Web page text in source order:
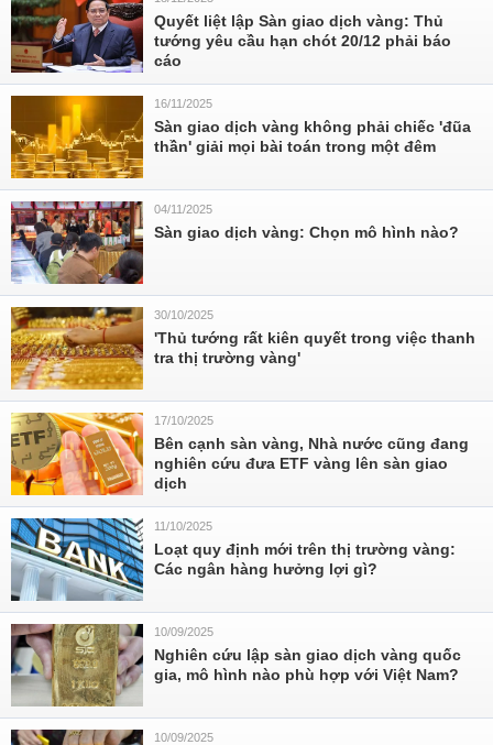
Quyết liệt lập Sàn giao dịch vàng: Thủ
tướng yêu cầu hạn chót 20/12 phải báo
cáo
16/11/2025
Sàn giao dịch vàng không phải chiếc 'đũa
thần' giải mọi bài toán trong một đêm
04/11/2025
Sàn giao dịch vàng: Chọn mô hình nào?
30/10/2025
'Thủ tướng rất kiên quyết trong việc thanh
tra thị trường vàng'
17/10/2025
Bên cạnh sàn vàng, Nhà nước cũng đang
nghiên cứu đưa ETF vàng lên sàn giao
dịch
11/10/2025
Loạt quy định mới trên thị trường vàng:
Các ngân hàng hưởng lợi gì?
10/09/2025
Nghiên cứu lập sàn giao dịch vàng quốc
gia, mô hình nào phù hợp với Việt Nam?
10/09/2025